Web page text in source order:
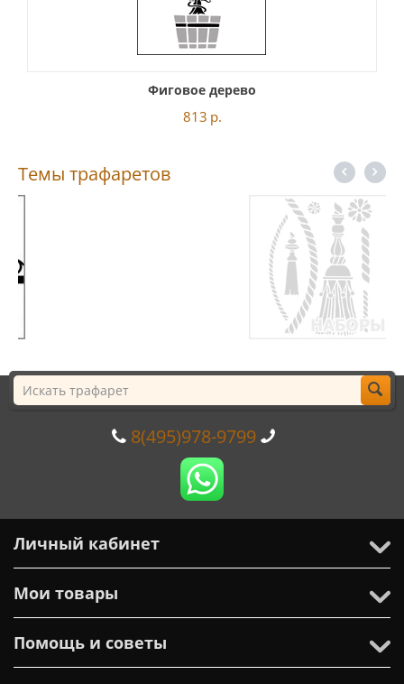
Фиговое дерево
813 р.
Темы трафаретов
8(495)978-9799
Личный кабинет
Мои товары
Помощь и советы